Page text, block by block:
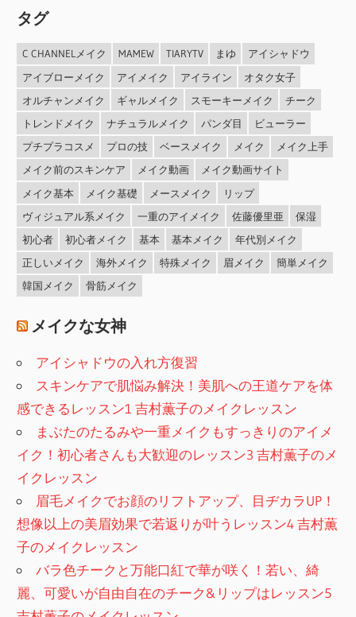
タグ
C CHANNELメイク MAMEW TIARYTV まゆ
アイシャドウ
アイブローメイク
アイメイク アイライン
オタク女子
オルチャンメイク
ギャルメイク スモーキーメイク
チーク
トレンドメイク
ナチュラルメイク パンダ目
ビューラー
プチプラコスメ
プロの技 ベースメイク メイク
メイク上手
メイク前のスキンケア
メイク動画
メイク動画サイト
メイク基本
メイク基礎 メースメイク
リップ
ヴィジュアル系メイク
一重のアイメイク 佐藤優里亜
保湿
初心者
初心者メイク 基本 基本メイク
年代別メイク
正しいメイク
海外メイク 特殊メイク 眉メイク
簡単メイク
韓国メイク
骨筋メイク
メイクな女神
アイシャドウの入れ方復習
スキンケアで肌悩み解決！美肌への王道ケアを体
感できるレッスン1 吉村薫子のメイクレッスン
まぶたのたるみや一重メイクもすっきりのアイメ
イク！初心者さんも大歓迎のレッスン3 吉村薫子のメ
イクレッスン
眉毛メイクでお顔のリフトアップ、目ヂカラUP！
想像以上の美眉効果で若返りが叶うレッスン4 吉村薫
子のメイクレッスン
バラ色チークと万能口紅で華が咲く！若い、綺
麗、可愛いが自由自在のチーク&リップはレッスン5